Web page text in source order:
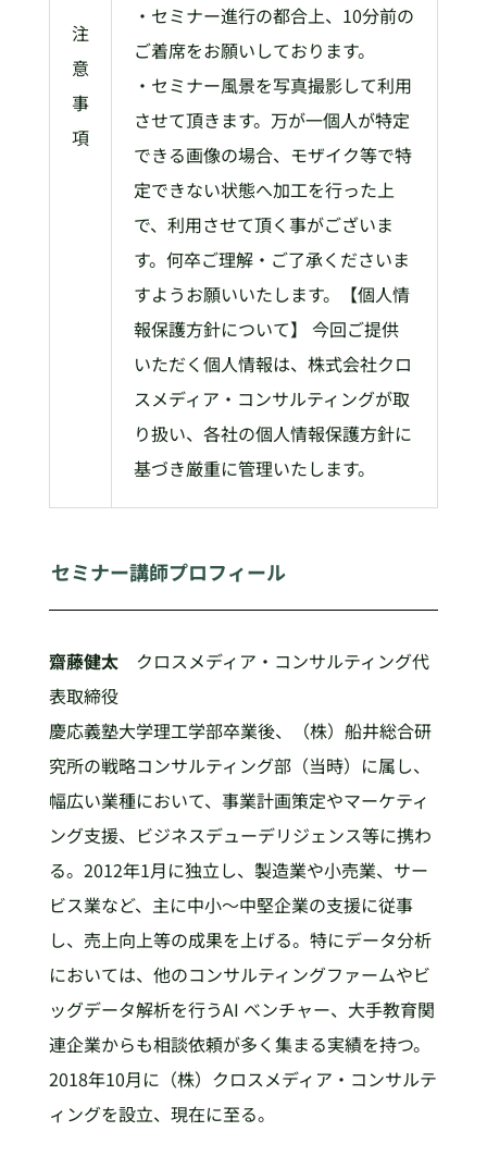
注
意
事
項
・セミナー進行の都合上、10分前の
ご着席をお願いしております。
・セミナー風景を写真撮影して利用
させて頂きます。万が一個人が特定
できる画像の場合、モザイク等で特
定できない状態へ加工を行った上
で、利用させて頂く事がございま
す。何卒ご理解・ご了承くださいま
すようお願いいたします。【個人情
報保護方針について】 今回ご提供
いただく個人情報は、株式会社クロ
スメディア・コンサルティングが取
り扱い、各社の個人情報保護方針に
基づき厳重に管理いたします。
セミナー講師プロフィール
齋藤健太クロスメディア・コンサルティング代
表取締役
慶応義塾大学理工学部卒業後、（株）船井総合研
究所の戦略コンサルティング部（当時）に属し、
幅広い業種において、事業計画策定やマーケティ
ング支援、ビジネスデューデリジェンス等に携わ
る。2012年1月に独立し、製造業や小売業、サー
ビス業など、主に中小～中堅企業の支援に従事
し、売上向上等の成果を上げる。特にデータ分析
においては、他のコンサルティングファームやビ
ッグデータ解析を行うAI ベンチャー、大手教育関
連企業からも相談依頼が多く集まる実績を持つ。
2018年10月に（株）クロスメディア・コンサルテ
ィングを設立、現在に至る。